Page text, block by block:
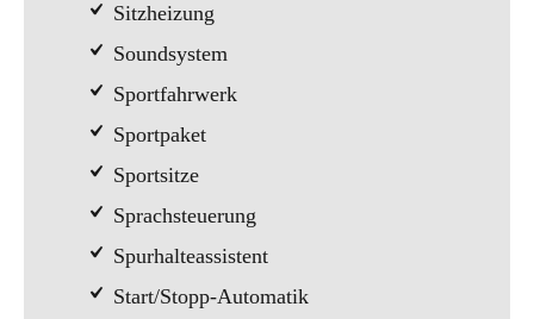
Sitzheizung
Soundsystem
Sportfahrwerk
Sportpaket
Sportsitze
Sprachsteuerung
Spurhalteassistent
Start/Stopp-Automatik